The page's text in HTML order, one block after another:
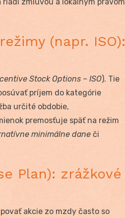
(napr. ISO):
Stock Options – ISO). Tie
príjem do kategórie
určité obdobie,
premosťuje späť na režim
minimálne dane či
Plan): zrážkové
akcie zo mzdy často so